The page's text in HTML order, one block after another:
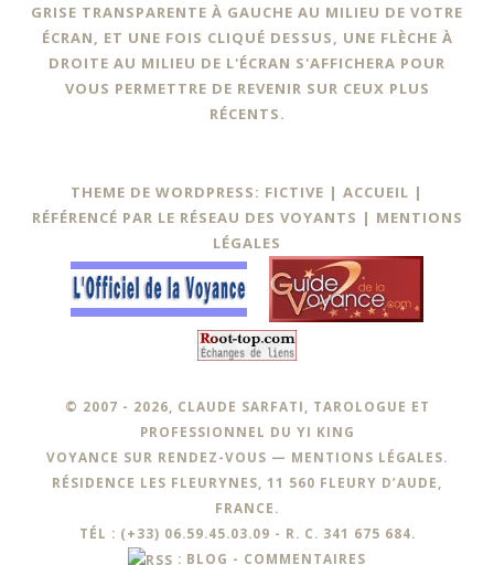
GRISE TRANSPARENTE À GAUCHE AU MILIEU DE VOTRE
ÉCRAN, ET UNE FOIS CLIQUÉ DESSUS, UNE FLÈCHE À
DROITE AU MILIEU DE L'ÉCRAN S'AFFICHERA POUR
VOUS PERMETTRE DE REVENIR SUR CEUX PLUS
RÉCENTS.
THEME DE WORDPRESS: FICTIVE | ACCUEIL |
RÉFÉRENCÉ PAR LE RÉSEAU DES VOYANTS | MENTIONS
LÉGALES
© 2007 - 2026, CLAUDE SARFATI, TAROLOGUE ET
PROFESSIONNEL DU YI KING
VOYANCE SUR RENDEZ-VOUS — MENTIONS LÉGALES.
RÉSIDENCE LES FLEURYNES, 11 560 FLEURY D’AUDE,
FRANCE.
TÉL : (+33) 06.59.45.03.09 - R. C. 341 675 684.
: BLOG - COMMENTAIRES